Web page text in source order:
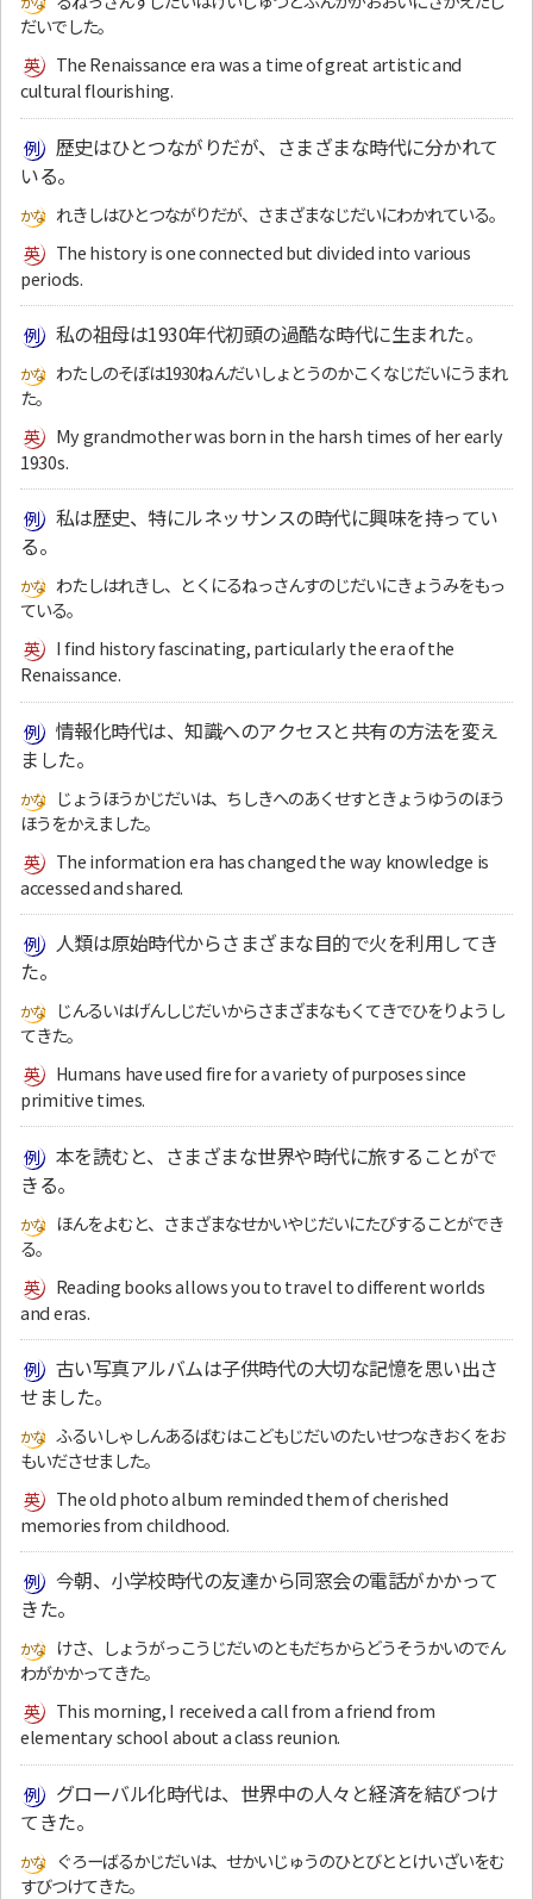
だいでした。
The Renaissance era was a time of great artistic and
cultural flourishing.
歴史はひとつながりだが、さまざまな時代に分かれて
いる。
れきしはひとつながりだが、さまざまなじだいにわかれている。
The history is one connected but divided into various
periods.
私の祖母は1930年代初頭の過酷な時代に生まれた。
わたしのそぼは1930ねんだいしょとうのかこくなじだいにうまれ
た。
My grandmother was born in the harsh times of her early
1930s.
私は歴史、特にルネッサンスの時代に興味を持ってい
る。
わたしはれきし、とくにるねっさんすのじだいにきょうみをもっ
ている。
I find history fascinating, particularly the era of the
Renaissance.
情報化時代は、知識へのアクセスと共有の方法を変え
ました。
じょうほうかじだいは、ちしきへのあくせすときょうゆうのほう
ほうをかえました。
The information era has changed the way knowledge is
accessed and shared.
人類は原始時代からさまざまな目的で火を利用してき
た。
じんるいはげんしじだいからさまざまなもくてきでひをりようし
てきた。
Humans have used fire for a variety of purposes since
primitive times.
本を読むと、さまざまな世界や時代に旅することがで
きる。
ほんをよむと、さまざまなせかいやじだいにたびすることができ
る。
Reading books allows you to travel to different worlds
and eras.
古い写真アルバムは子供時代の大切な記憶を思い出さ
せました。
ふるいしゃしんあるばむはこどもじだいのたいせつなきおくをお
もいださせました。
The old photo album reminded them of cherished
memories from childhood.
今朝、小学校時代の友達から同窓会の電話がかかって
きた。
けさ、しょうがっこうじだいのともだちからどうそうかいのでん
わがかかってきた。
This morning, I received a call from a friend from
elementary school about a class reunion.
グローバル化時代は、世界中の人々と経済を結びつけ
てきた。
ぐろーばるかじだいは、せかいじゅうのひとびととけいざいをむ
すびつけてきた。